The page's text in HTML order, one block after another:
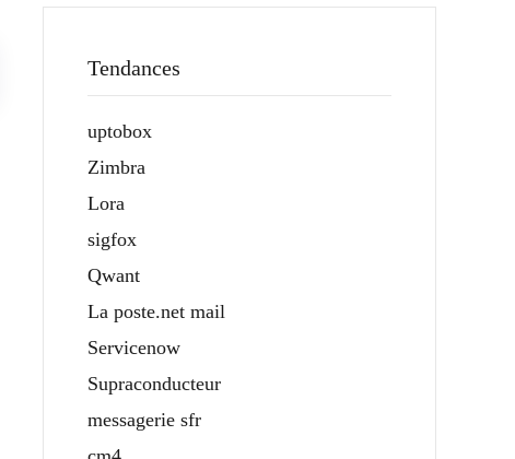
Tendances
uptobox
Zimbra
Lora
sigfox
Qwant
La poste.net mail
Servicenow
Supraconducteur
messagerie sfr